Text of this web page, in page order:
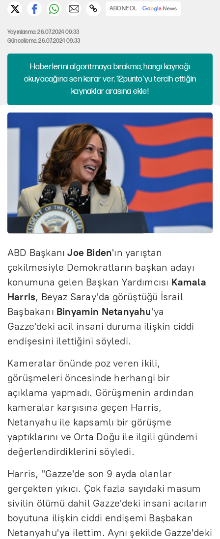
ABONE OL
Yayınlanma: 26.07.2024 09:33
Güncelleme: 26.07.2024 09:33
Haberlerini algoritmaya bırakma, hangi kaynağı
okuyacağına sen karar ver. 12punto'yu tercih ettiğin
kaynaklar arasına ekle!
ABD BaşkanıJoe Biden'ın yarıştan
çekilmesiyle Demokratların başkan adayı
konumuna gelen Başkan Yardımcısı Kamala
Harris, Beyaz Saray'da görüştüğü İsrail
Başbakanı Binyamin Netanyahu'ya
Gazze'deki acil insani duruma ilişkin ciddi
endişesini ilettiğini söyledi.
Kameralar önünde poz veren ikili,
görüşmeleri öncesinde herhangi bir
açıklama yapmadı. Görüşmenin ardından
kameralar karşısına geçen Harris,
Netanyahu ile kapsamlı bir görüşme
yaptıklarını ve Orta Doğu ile ilgili gündemi
değerlendirdiklerini söyledi.
Harris, "Gazze'de son 9 ayda olanlar
gerçekten yıkıcı. Çok fazla sayıdaki masum
sivilin ölümü dahil Gazze'deki insani acıların
boyutuna ilişkin ciddi endişemi Başbakan
Netanyahu'ya ilettim. Aynı şekilde Gazze'deki